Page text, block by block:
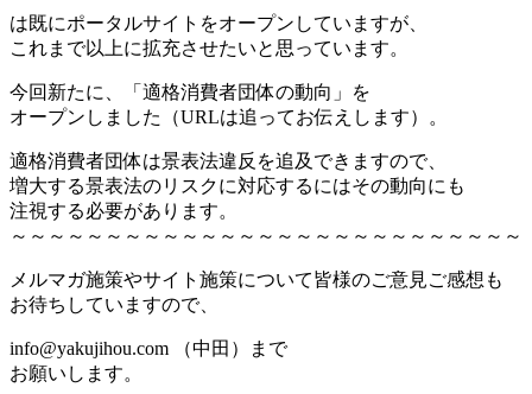
は既にポータルサイトをオープンしていますが、
これまで以上に拡充させたいと思っています。
今回新たに、「適格消費者団体の動向」を
オープンしました（URLは追ってお伝えします）。
適格消費者団体は景表法違反を追及できますので、
増大する景表法のリスクに対応するにはその動向にも
注視する必要があります。
～～～～～～～～～～～～～～～～～～～～～～～～～～～
メルマガ施策やサイト施策について皆様のご意見ご感想も
お待ちしていますので、
info@yakujihou.com （中田）まで
お願いします。